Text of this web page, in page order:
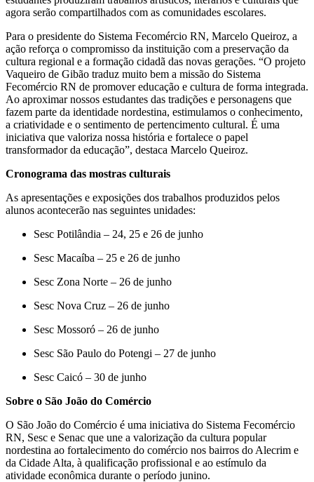
agora serão compartilhados com as comunidades escolares.
Para o presidente do Sistema Fecomércio RN, Marcelo Queiroz, a
ação reforça o compromisso da instituição com a preservação da
cultura regional e a formação cidadã das novas gerações. “O projeto
Vaqueiro de Gibão traduz muito bem a missão do Sistema
Fecomércio RN de promover educação e cultura de forma integrada.
Ao aproximar nossos estudantes das tradições e personagens que
fazem parte da identidade nordestina, estimulamos o conhecimento,
a criatividade e o sentimento de pertencimento cultural. É uma
iniciativa que valoriza nossa história e fortalece o papel
transformador da educação”, destaca Marcelo Queiroz.
Cronograma das mostras culturais
As apresentações e exposições dos trabalhos produzidos pelos
alunos acontecerão nas seguintes unidades:
Sesc Potilândia – 24, 25 e 26 de junho
Sesc Macaíba – 25 e 26 de junho
Sesc Zona Norte – 26 de junho
Sesc Nova Cruz – 26 de junho
Sesc Mossoró – 26 de junho
Sesc São Paulo do Potengi – 27 de junho
Sesc Caicó – 30 de junho
Sobre o São João do Comércio
O São João do Comércio é uma iniciativa do Sistema Fecomércio
RN, Sesc e Senac que une a valorização da cultura popular
nordestina ao fortalecimento do comércio nos bairros do Alecrim e
da Cidade Alta, à qualificação profissional e ao estímulo da
atividade econômica durante o período junino.